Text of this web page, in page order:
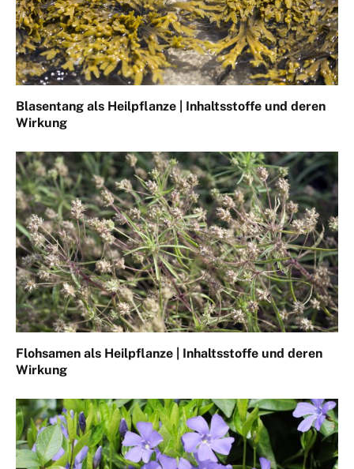
Blasentang als Heilpflanze | Inhaltsstoffe und deren
Wirkung
Flohsamen als Heilpflanze | Inhaltsstoffe und deren
Wirkung